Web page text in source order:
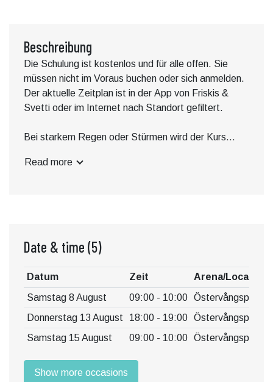
Beschreibung
Die Schulung ist kostenlos und für alle offen. Sie
müssen nicht im Voraus buchen oder sich anmelden.
Der aktuelle Zeitplan ist in der App von Friskis &
Svetti oder im Internet nach Standort gefiltert.
Bei starkem Regen oder Stürmen wird der Kurs
dem Laufenden.
Read more
Date & time (5)
Datum Zeit
Arena/Location
Samstag 8 August
09:00 - 10:00
Östervångsparken
Donnerstag 13 August
18:00 - 19:00
Östervångsparken
Samstag 15 August
09:00 - 10:00 Östervångsparken
Show more occasions